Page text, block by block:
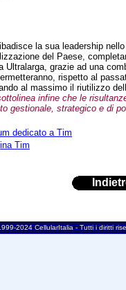
la sua leadership
del Paese,
Ultralarga, grazie ad una
rispetto al
al massimo il riutilizzo
infine che le
gestionale, strategico e di
dedicato a Tim
Tim
2024 CellularItalia - Tutti i diritti